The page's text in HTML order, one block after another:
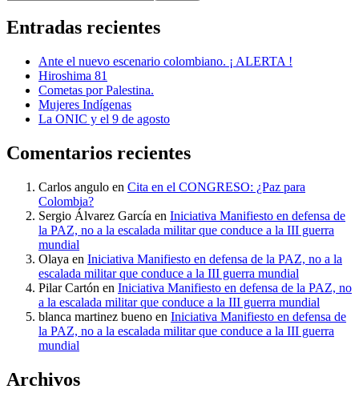
Entradas recientes
Ante el nuevo escenario colombiano. ¡ ALERTA !
Hiroshima 81
Cometas por Palestina.
Mujeres Indígenas
La ONIC y el 9 de agosto
Comentarios recientes
Carlos angulo en Cita en el CONGRESO: ¿Paz para
Colombia?
Sergio Álvarez García en Iniciativa Manifiesto en defensa de
la PAZ, no a la escalada militar que conduce a la III guerra
mundial
Olaya en Iniciativa Manifiesto en defensa de la PAZ, no a la
escalada militar que conduce a la III guerra mundial
Pilar Cartón en Iniciativa Manifiesto en defensa de la PAZ, no
a la escalada militar que conduce a la III guerra mundial
blanca martinez bueno en Iniciativa Manifiesto en defensa de
la PAZ, no a la escalada militar que conduce a la III guerra
mundial
Archivos